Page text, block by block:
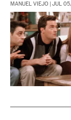
MANUEL VIEJO JUL